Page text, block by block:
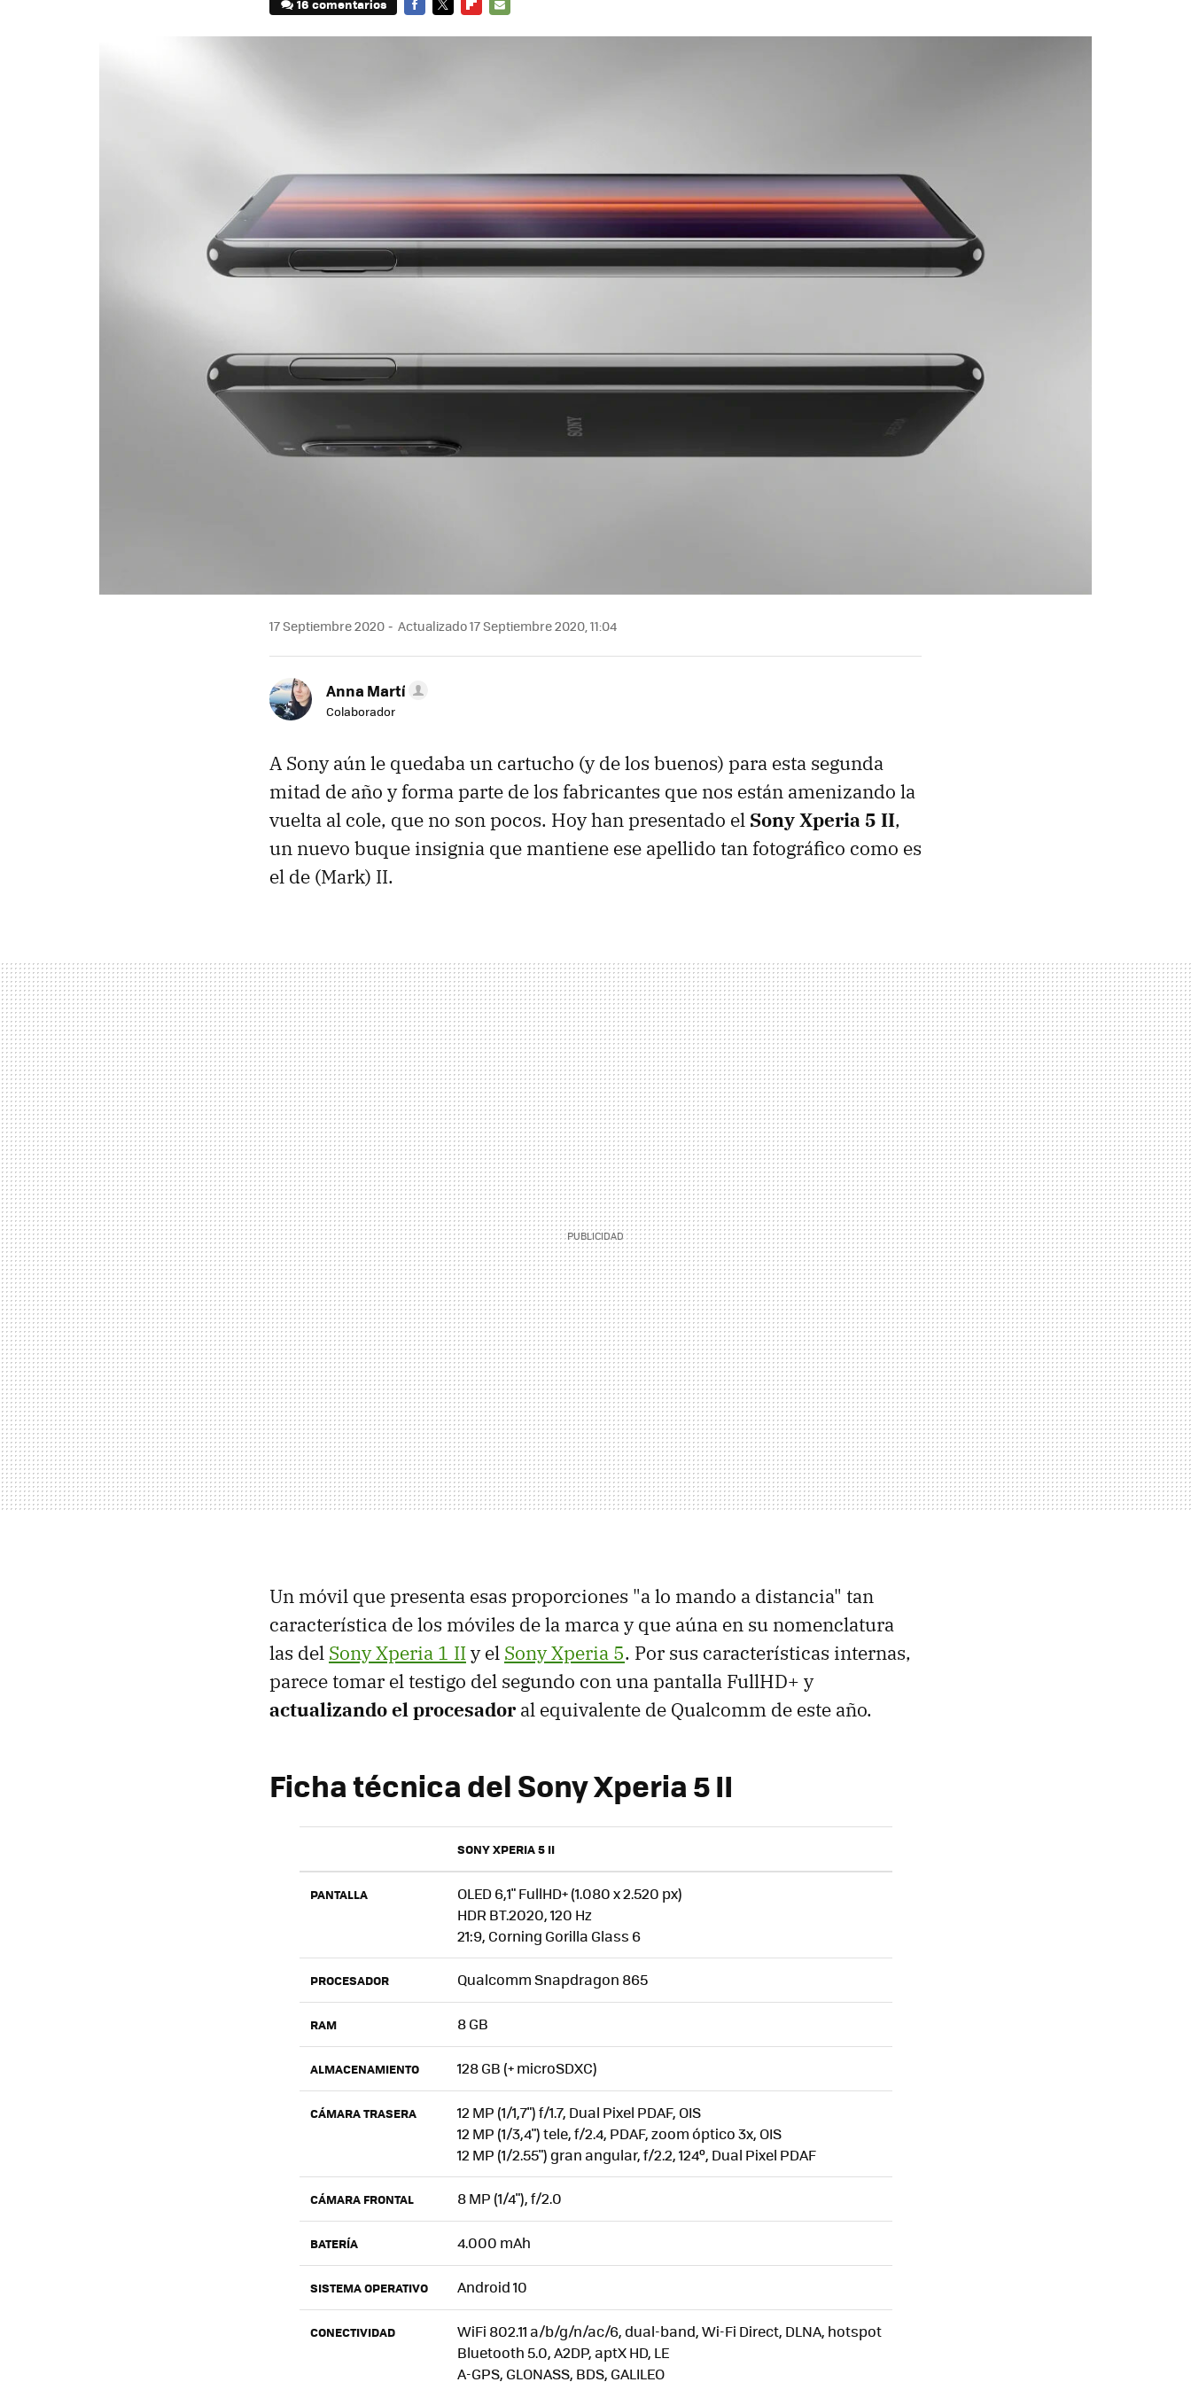
16 comentarios
17 Septiembre 2020 Actualizado 17 Septiembre 2020, 11:04
Anna Martí
Colaborador
A Sony aún le quedaba un cartucho (y de los buenos) para esta segunda
mitad de año y forma parte de los fabricantes que nos están amenizando la
vuelta al cole, que no son pocos. Hoy han presentado el Sony Xperia 5 II,
un nuevo buque insignia que mantiene ese apellido tan fotográfico como es
el de (Mark) II.
Un móvil que presenta esas proporciones "a lo mando a distancia" tan
característica de los móviles de la marca y que aúna en su nomenclatura
las del Sony Xperia 1 IIy el Sony Xperia 5. Por sus características internas,
parece tomar el testigo del segundo con una pantalla FullHD+ y
actualizando el procesador al equivalente de Qualcomm de este año.
Ficha técnica del Sony Xperia 5 II
SONY XPERIA 5 II
PANTALLA
OLED 6,1" FullHD+ (1.080 x 2.520 px)
HDR BT.2020, 120 Hz
21:9, Corning Gorilla Glass 6
PROCESADOR Qualcomm Snapdragon 865
RAM 8 GB
ALMACENAMIENTO 128 GB (+ microSDXC)
CÁMARA TRASERA
12 MP (1/1,7") f/1.7, Dual Pixel PDAF, OIS
12 MP (1/3,4") tele, f/2.4, PDAF, zoom óptico 3x, OIS
12 MP (1/2.55") gran angular, f/2.2, 124º, Dual Pixel PDAF
CÁMARA FRONTAL 8 MP (1/4"), f/2.0
BATERÍA 4.000 mAh
SISTEMA OPERATIVO Android 10
CONECTIVIDAD
WiFi 802.11 a/b/g/n/ac/6, dual-band, Wi-Fi Direct, DLNA, hotspot
Bluetooth 5.0, A2DP, aptX HD, LE
A-GPS, GLONASS, BDS, GALILEO